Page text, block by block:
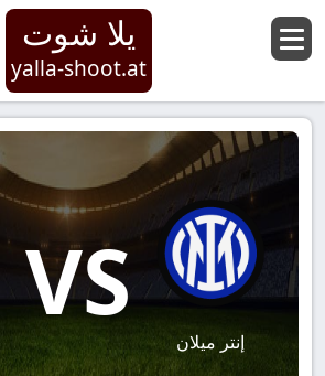
يلا شوت
yalla-shoot.at
إنتر ميلان
VS